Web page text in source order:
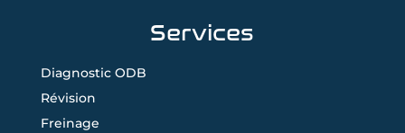
Services
Diagnostic ODB
Révision
Freinage